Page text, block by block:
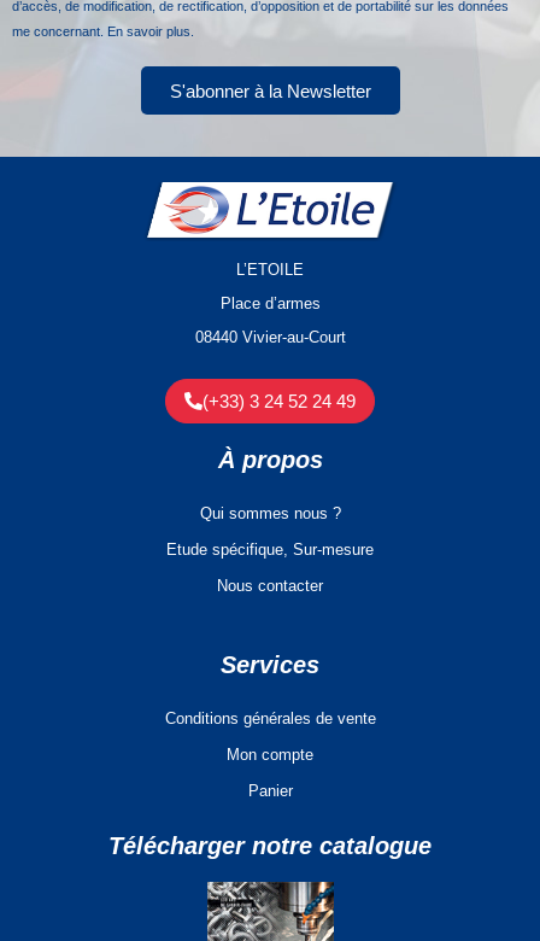
d’accès, de modification, de rectification, d’opposition et de portabilité sur les données
me concernant. En savoir plus.
S'abonner à la Newsletter
L’ETOILE
Place d’armes
08440 Vivier-au-Court
(+33) 3 24 52 24 49
À propos
Qui sommes nous ?
Etude spécifique, Sur-mesure
Nous contacter
Services
Conditions générales de vente
Mon compte
Panier
Télécharger notre catalogue